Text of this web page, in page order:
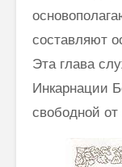
составляют
Эта глава
Инкарнации
свободной